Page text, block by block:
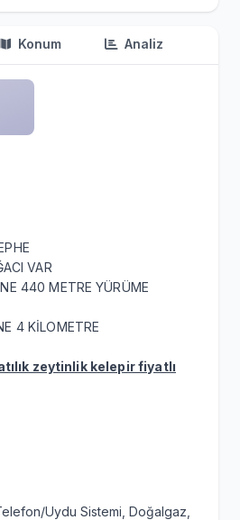
Konum Analiz
VAR
440 METRE YÜRÜME
4 KİLOMETRE
zeytinlik kelepir fiyatlı
Uydu Sistemi, Doğalgaz,